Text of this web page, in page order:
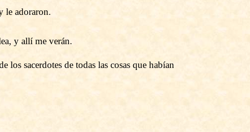
le adoraron.
y allí me verán.
sacerdotes de todas las cosas que habían